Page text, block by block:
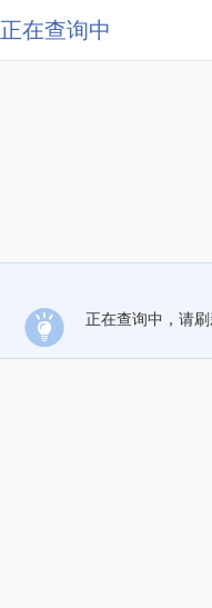
正在查询中
正在查询中，请